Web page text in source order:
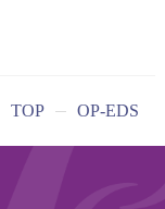
TOP OP-EDS